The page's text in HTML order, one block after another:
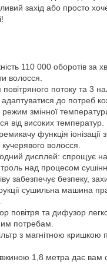
захід або просто
110 000 оборотів за
волосся.
повітряного потоку та 3
до потреб
змінної
від високих температур.
функція
волосся.
дисплей: спрощує
над процесом
забезпечує безпеку,
сушильна машина
повітря та дифузор
потребам.
з магнітною
1,8 метра дає вам